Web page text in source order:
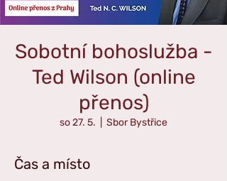
Sobotní bohoslužba -
Ted Wilson (online
přenos)
so 27. 5. Sbor Bystřice
Čas a místo